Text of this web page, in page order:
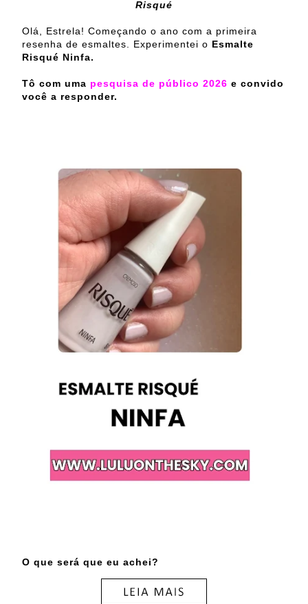
Risqué
Olá, Estrela! Começando o ano com a primeira
resenha de esmaltes. Experimentei o Esmalte
Risqué Ninfa.
Tô com uma pesquisa de público 2026 e convido
você a responder.
O que será que eu achei?